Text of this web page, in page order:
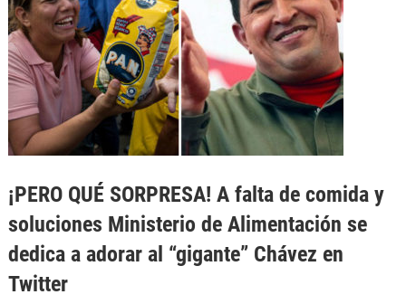
¡PERO QUÉ SORPRESA! A falta de comida y
soluciones Ministerio de Alimentación se
dedica a adorar al “gigante” Chávez en
Twitter